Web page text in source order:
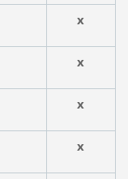
x
x
x
x